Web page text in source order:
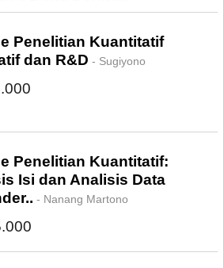
Penelitian Kuantitatif
dan R&D - Sugiyono
Penelitian Kuantitatif:
Isi dan Analisis Data
- Nanang Martono